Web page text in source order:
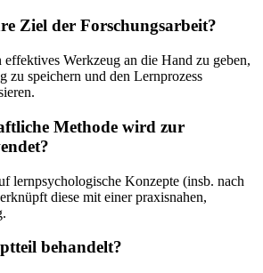
Ziel der Forschungsarbeit?
effektives Werkzeug an die Hand zu geben,
zu speichern und den Lernprozess
Methode wird zur
lernpsychologische Konzepte (insb. nach
diese mit einer praxisnahen,
behandelt?